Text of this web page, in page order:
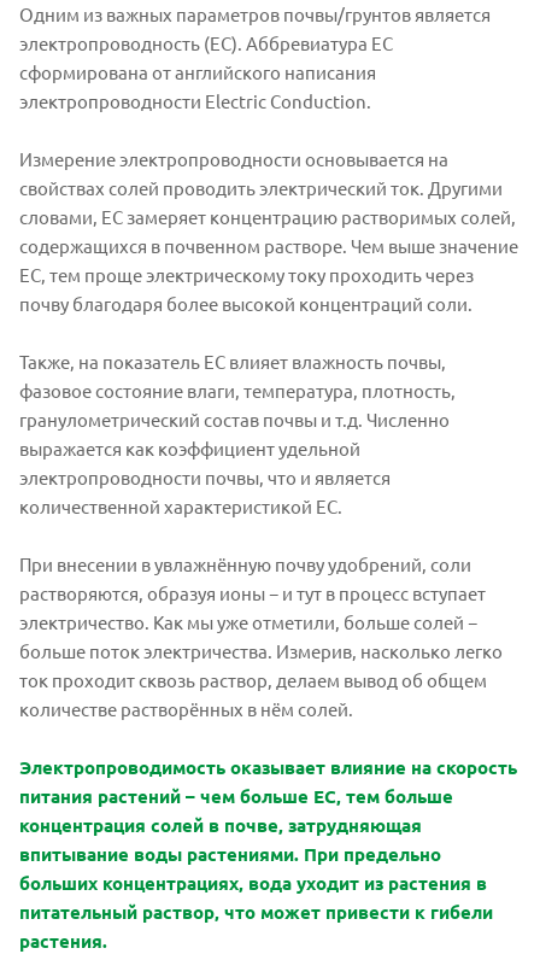
Одним из важных параметров почвы/грунтов является
электропроводность (ЕС). Аббревиатура EC
сформирована от английского написания
электропроводности Electric Conduction.
Измерение электропроводности основывается на
свойствах солей проводить электрический ток. Другими
словами, ЕС замеряет концентрацию растворимых солей,
содержащихся в почвенном растворе. Чем выше значение
ЕС, тем проще электрическому току проходить через
почву благодаря более высокой концентраций соли.
Также, на показатель ЕС влияет влажность почвы,
фазовое состояние влаги, температура, плотность,
гранулометрический состав почвы и т.д. Численно
выражается как коэффициент удельной
электропроводности почвы, что и является
количественной характеристикой ЕС.
При внесении в увлажнённую почву удобрений, соли
растворяются, образуя ионы − и тут в процесс вступает
электричество. Как мы уже отметили, больше солей −
больше поток электричества. Измерив, насколько легко
ток проходит сквозь раствор, делаем вывод об общем
количестве растворённых в нём солей.
Электропроводимость оказывает влияние на скорость
питания растений – чем больше ЕС, тем больше
концентрация солей в почве, затрудняющая
впитывание воды растениями. При предельно
больших концентрациях, вода уходит из растения в
питательный раствор, что может привести к гибели
растения.